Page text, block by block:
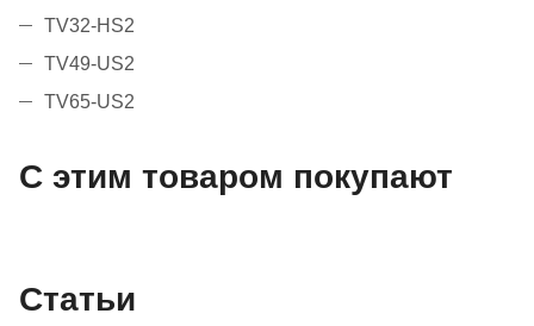
TV32-HS2
TV49-US2
TV65-US2
С этим товаром покупают
Статьи